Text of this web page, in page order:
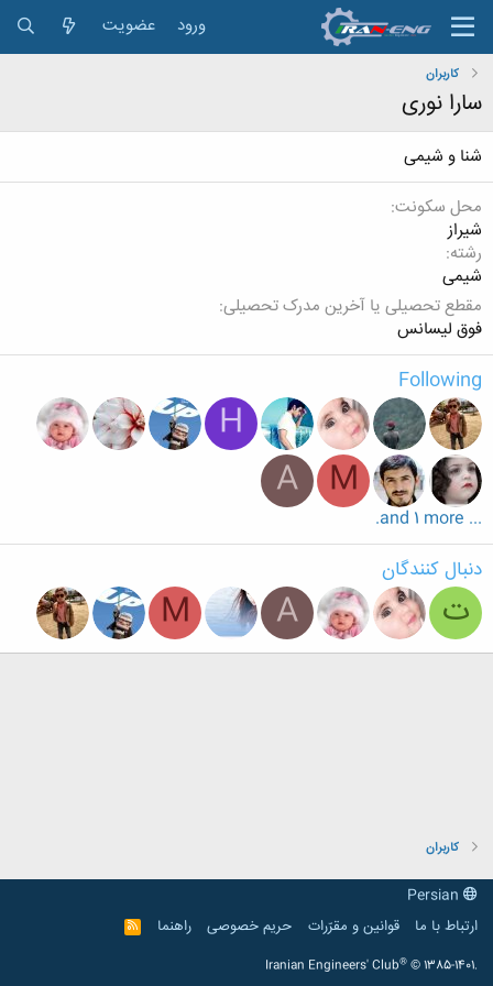
ورود عضویت
کاربران
سارا نوری
شنا و شیمی
محل سکونت
شیراز
رشته
شیمی
مقطع تحصیلی یا آخرین مدرک تحصیلی
فوق لیسانس
Following
H
M
A
... and 1 more.
دنبال کنندگان
ت A
M
کاربران
ارتباط با ما
قوانین و مقرّرات حریم خصوصی راهنما
R
S
Iranian Engineers' Club® © 1385-1401.